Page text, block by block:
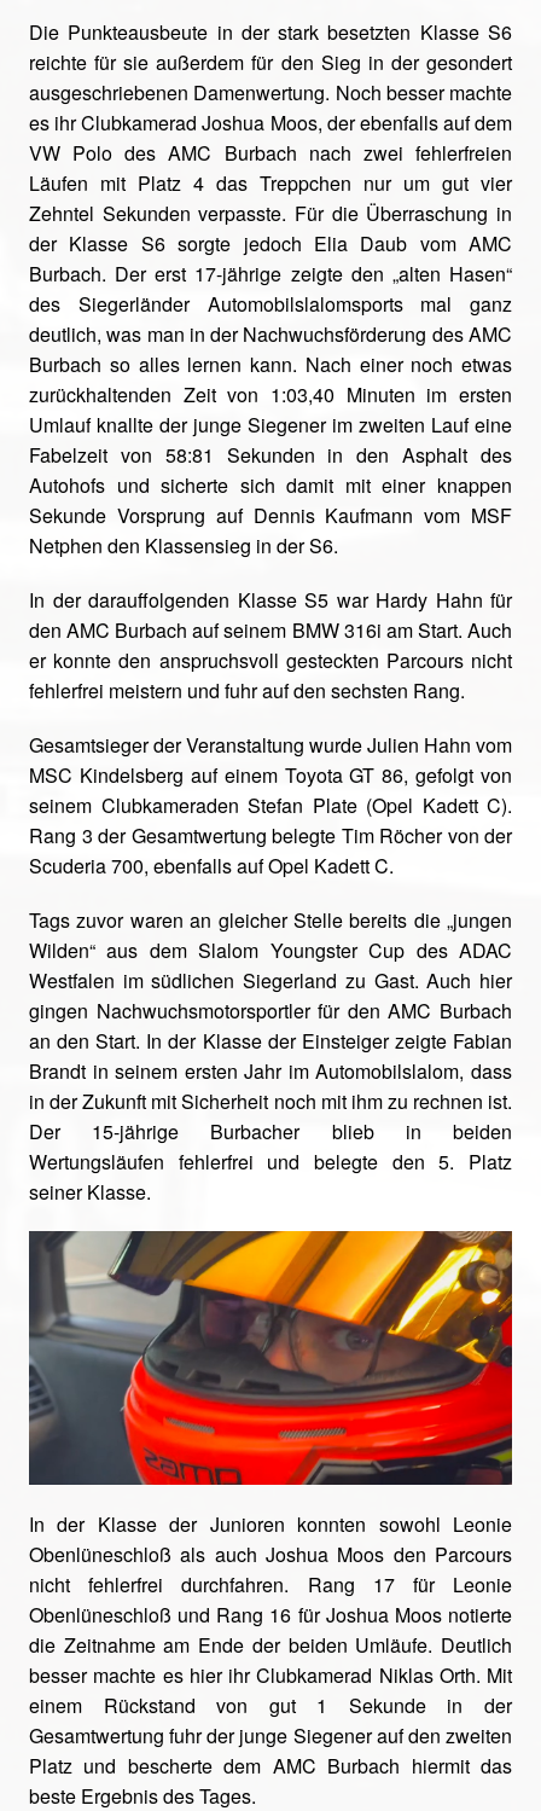
Die Punkteausbeute in der stark besetzten Klasse S6
reichte für sie außerdem für den Sieg in der gesondert
ausgeschriebenen Damenwertung. Noch besser machte
es ihr Clubkamerad Joshua Moos, der ebenfalls auf dem
VW Polo des AMC Burbach nach zwei fehlerfreien
Läufen mit Platz 4 das Treppchen nur um gut vier
Zehntel Sekunden verpasste. Für die Überraschung in
der Klasse S6 sorgte jedoch Elia Daub vom AMC
Burbach. Der erst 17-jährige zeigte den „alten Hasen“
des Siegerländer Automobilslalomsports mal ganz
deutlich, was man in der Nachwuchsförderung des AMC
Burbach so alles lernen kann. Nach einer noch etwas
zurückhaltenden Zeit von 1:03,40 Minuten im ersten
Umlauf knallte der junge Siegener im zweiten Lauf eine
Fabelzeit von 58:81 Sekunden in den Asphalt des
Autohofs und sicherte sich damit mit einer knappen
Sekunde Vorsprung auf Dennis Kaufmann vom MSF
Netphen den Klassensieg in der S6.
In der darauffolgenden Klasse S5 war Hardy Hahn für
den AMC Burbach auf seinem BMW 316i am Start. Auch
er konnte den anspruchsvoll gesteckten Parcours nicht
fehlerfrei meistern und fuhr auf den sechsten Rang.
Gesamtsieger der Veranstaltung wurde Julien Hahn vom
MSC Kindelsberg auf einem Toyota GT 86, gefolgt von
seinem Clubkameraden Stefan Plate (Opel Kadett C).
Rang 3 der Gesamtwertung belegte Tim Röcher von der
Scuderia 700, ebenfalls auf Opel Kadett C.
Tags zuvor waren an gleicher Stelle bereits die „jungen
Wilden“ aus dem Slalom Youngster Cup des ADAC
Westfalen im südlichen Siegerland zu Gast. Auch hier
gingen Nachwuchsmotorsportler für den AMC Burbach
an den Start. In der Klasse der Einsteiger zeigte Fabian
Brandt in seinem ersten Jahr im Automobilslalom, dass
in der Zukunft mit Sicherheit noch mit ihm zu rechnen ist.
Der 15-jährige Burbacher blieb in beiden
Wertungsläufen fehlerfrei und belegte den 5. Platz
seiner Klasse.
In der Klasse der Junioren konnten sowohl Leonie
Obenlüneschloß als auch Joshua Moos den Parcours
nicht fehlerfrei durchfahren. Rang 17 für Leonie
Obenlüneschloß und Rang 16 für Joshua Moos notierte
die Zeitnahme am Ende der beiden Umläufe. Deutlich
besser machte es hier ihr Clubkamerad Niklas Orth. Mit
einem Rückstand von gut 1 Sekunde in der
Gesamtwertung fuhr der junge Siegener auf den zweiten
Platz und bescherte dem AMC Burbach hiermit das
beste Ergebnis des Tages.